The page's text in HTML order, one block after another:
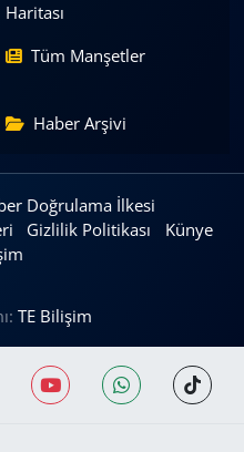
Haritası
Tüm Manşetler
Haber Arşivi
Doğrulama İlkesi
Gizlilik Politikası
Künye
TE Bilişim